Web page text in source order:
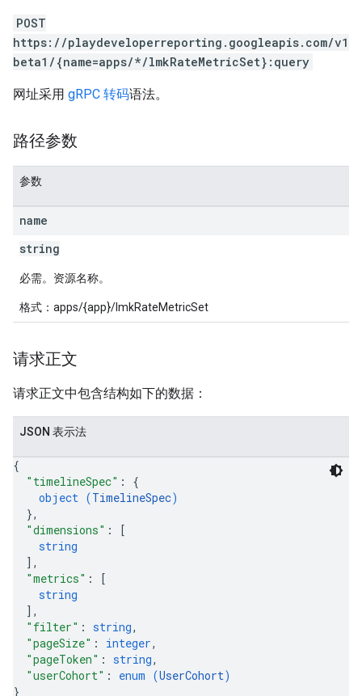
POST
https://playdeveloperreporting.googleapis.com/v1
beta1/{name=apps/*/lmkRateMetricSet}:query
网址采用 gRPC 转码语法。
路径参数
参数
name
string
必需。资源名称。
格式：apps/{app}/lmkRateMetricSet
请求正文
请求正文中包含结构如下的数据：
JSON 表示法
{
"timelineSpec" : {
object (TimelineSpec)
},
"dimensions" :
[
string
] ,
"metrics" :
[
string
] ,
"filter" : string,
"pageSize" : integer,
"pageToken" : string,
"userCohort" : enum (UserCohort)
}